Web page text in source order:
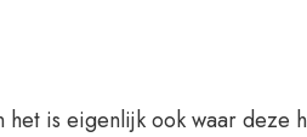
is eigenlijk ook waar deze